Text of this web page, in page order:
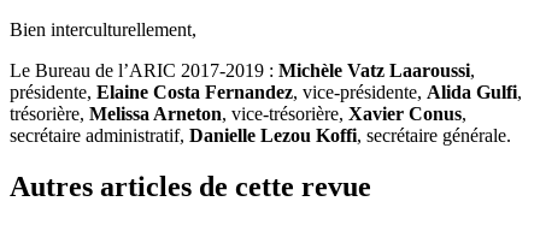
Bien interculturellement,
Le Bureau de l’ARIC 2017-2019 : Michèle Vatz Laaroussi,
présidente, Elaine Costa Fernandez, vice-présidente, Alida Gulfi,
trésorière, Melissa Arneton, vice-trésorière, Xavier Conus,
secrétaire administratif, Danielle Lezou Koffi, secrétaire générale.
Autres articles de cette revue